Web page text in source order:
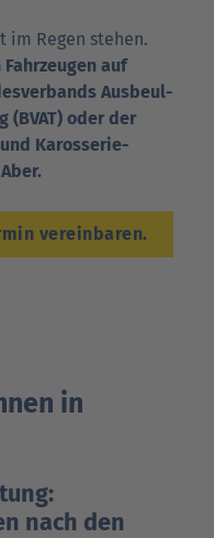
im Regen stehen.
auf
Ausbeul­
oder der
Karosserie­
vereinbaren.
in
nach den